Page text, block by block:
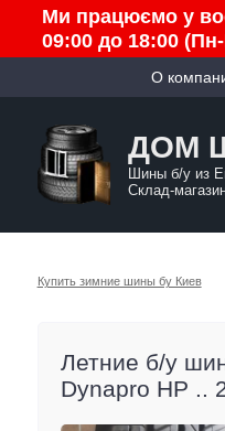
Ми працюємо у
09:00 до 18:00
О
ДОМ
Шины б/у из
Склад-
Купить зимние шины бу Киев
Летние б/у
Dynapro HP ..